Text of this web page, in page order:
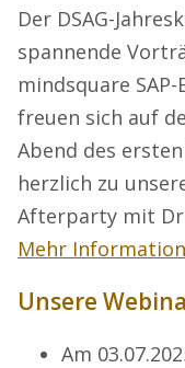
Der DSAG-
spannende
mindsquare
freuen sich auf
Abend des
herzlich zu
Afterparty mit
Mehr
Unsere
Am